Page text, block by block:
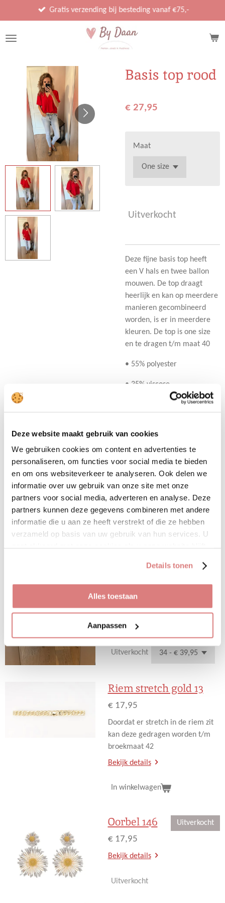
Deze website maakt gebruik van cookies
We gebruiken cookies om content en advertenties te
personaliseren, om functies voor social media te bieden
en om ons websiteverkeer te analyseren. Ook delen we
informatie over uw gebruik van onze site met onze
partners voor social media, adverteren en analyse. Deze
partners kunnen deze gegevens combineren met andere
informatie die u aan ze heeft verstrekt of die ze hebben
verzameld op basis van uw gebruik van hun services. U
Details tonen
Alles toestaan
Aanpassen
direct
naar
Gratis verzending bij besteding vanaf €75,-
Basis top rood
€ 27,95
Maat
Uitverkocht
Deze fijne basis top heeft
een V hals en twee ballon
mouwen. De top draagt
heerlijk en kan op meerdere
manieren gecombineerd
worden, is er in meerdere
kleuren. De top is one size
en te dragen t/m maat 40
• 55% polyester
• 35% viscose
e
l
n
e
e
h
a
e
e
l
n
Jeans Toxik Light blue
skinny
€ 39,95
maat. De broek bevat stretch en
draagt fijn!
Ons model draagt haar eigen
maat, maat S/36
Bekijk details
Uitverkocht
Riem stretch gold 13
€ 17,95
Doordat er stretch in de riem zit
kan deze gedragen worden t/m
broekmaat 42
Bekijk details
In winkelwagen
Uitverkocht
Oorbel 146
€ 17,95
Bekijk details
Uitverkocht